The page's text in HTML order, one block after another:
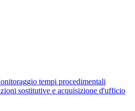
tempi procedimentali
sostitutive e acquisizione d'ufficio